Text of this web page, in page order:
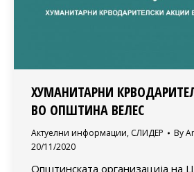
ХУМАНИТАРНИ
ВО ОПШТИНА ВЕЛЕС
Актуелни информации, СЛИДЕР By
20/11/2020
Општинската организација на